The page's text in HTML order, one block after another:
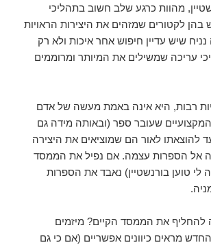
מהוות כרגע שלב חשוב בתהליכי
בהן לקטורים שמזהים את היצירות הראויות
שיש עדיין חיפוש אחר איכות ולא רק
עריכה שמשילים את המיותר ומרוממים
רבות, היא אינה באמת מעשה של אדם
שעובר ספר (ובאותה מידה גם
להוצאתו לאור הם שמוציאים את היצירה
אל הספרות עצמה. אם נפיל את הממסד
לי טוען בורנשטיין) נאבד את הספרות
להחליף את הממסד הקיים? מיזמים
החדש מראים כיוונים אפשריים (אם כי גם